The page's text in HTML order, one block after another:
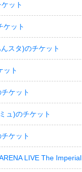
ット
ケット
スタ)のチケット
ット
ケット
ュ)のチケット
ケット
LIVE The